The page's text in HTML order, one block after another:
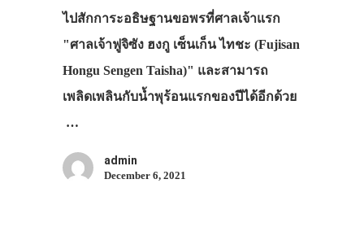
ไปสักการะอธิษฐานขอพรที่ศาลเจ้าแรก
"ศาลเจ้าฟูจิซัง ฮงกู เซ็นเก็น ไทชะ (Fujisan
Hongu Sengen Taisha)" และสามารถ
เพลิดเพลินกับน้ำพุร้อนแรกของปีได้อีกด้วย
…
admin
December 6, 2021